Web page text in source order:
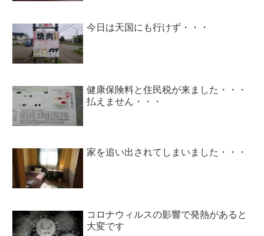
今日は天国にも行けず・・・
健康保険料と住民税が来ました・・・
払えません・・・
家を追い出されてしまいました・・・
コロナウィルスの影響で発熱があると
大変です